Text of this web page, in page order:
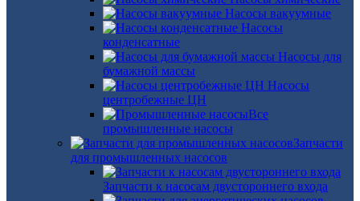
Насосы вакуумные
Насосы
конденсатные
Насосы для
бумажной массы
Насосы
центробежные ЦН
Все
промышленные насосы
Запчасти
для промышленных насосов
Запчасти к насосам двустороннего входа